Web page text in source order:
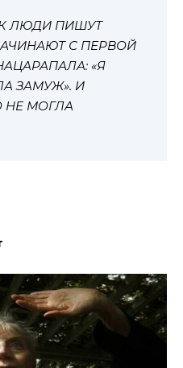
ЛЮДИ ПИШУТ
С ПЕРВОЙ
«Я
ЗАМУЖ». И
НЕ МОГЛА